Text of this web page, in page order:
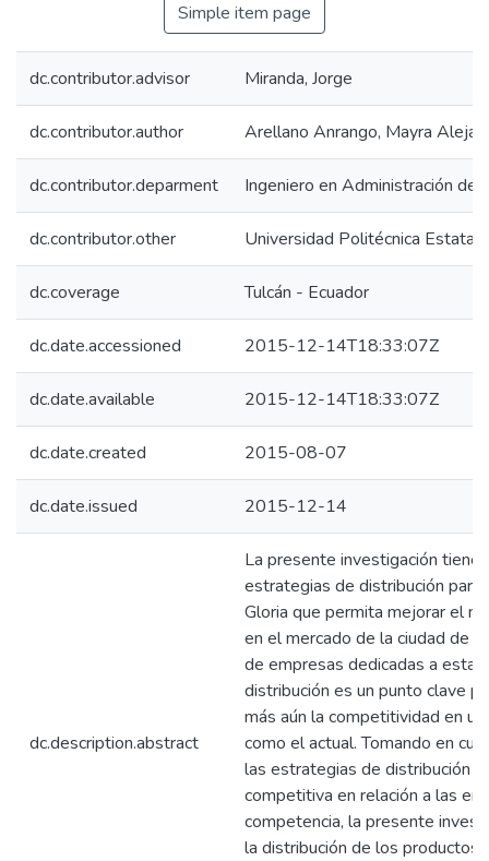
Simple item page
dc.contributor.advisor Miranda, Jorge
dc.contributor.author Arellano Anrango, Mayra
dc.contributor.deparment Ingeniero en Administración de
dc.contributor.other Universidad Politécnica Estatal
dc.coverage Tulcán - Ecuador
dc.date.accessioned 2015-12-14T18:33:07Z
dc.date.available 2015-12-14T18:33:07Z
dc.date.created 2015-08-07
dc.date.issued 2015-12-14
dc.description.abstract
La presente investigación tiene
estrategias de distribución para
Gloria que permita mejorar el
en el mercado de la ciudad de
de empresas dedicadas a esta
distribución es un punto clave
más aún la competitividad en
como el actual. Tomando en
las estrategias de distribución
competitiva en relación a las
competencia, la presente
la distribución de los productos